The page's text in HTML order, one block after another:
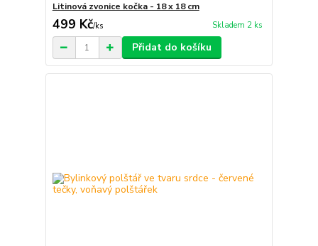
Litinová zvonice kočka - 18 x 18 cm
499 Kč/ks Skladem 2 ks
Přidat do košíku